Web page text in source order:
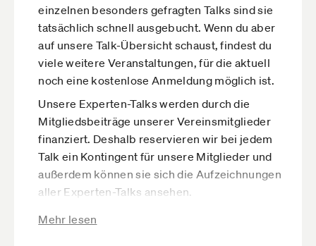
einzelnen besonders gefragten Talks sind sie
tatsächlich schnell ausgebucht. Wenn du aber
auf unsere Talk-Übersicht schaust, findest du
viele weitere Veranstaltungen, für die aktuell
noch eine kostenlose Anmeldung möglich ist.
Unsere Experten-Talks werden durch die
Mitgliedsbeiträge unserer Vereinsmitglieder
finanziert. Deshalb reservieren wir bei jedem
Talk ein Kontingent für unsere Mitglieder und
außerdem können sie sich die Aufzeichnungen
aller Experten-Talks ansehen.
Wenn du unser Format kennenlernen möchtest,
Mehr lesen